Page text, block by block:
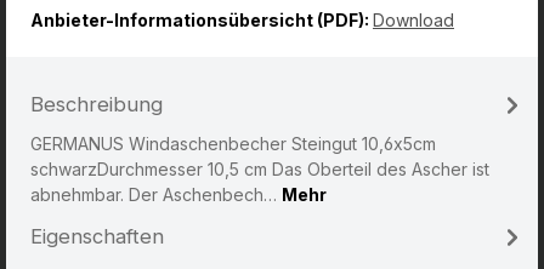
Anbieter-Informationsübersicht (PDF): Download
Beschreibung
GERMANUS Windaschenbecher Steingut 10,6x5cm
schwarzDurchmesser 10,5 cm Das Oberteil des Ascher ist
abnehmbar. Der Aschenbech… Mehr
Eigenschaften